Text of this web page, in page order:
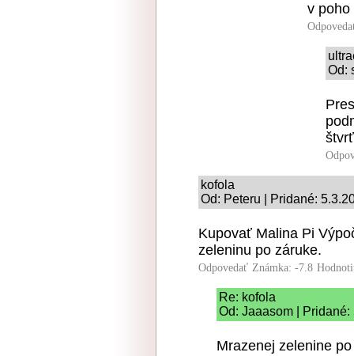
v poho
Od:
kofola
Od: Peteru | Pridané:
Kupovať Malina Pi
zeleninu po záruke.
Odpovedať Známka: -7.8
Re: kofola
Od: Jaaasom |
Mrazenej zelenine